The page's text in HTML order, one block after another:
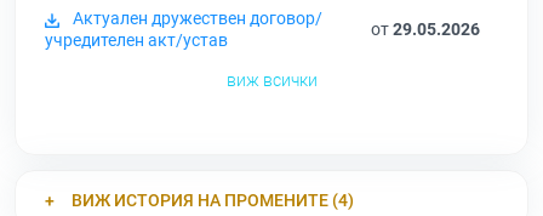
Актуален дружествен договор/
учредителен акт/устав
от29.05.2026
виж всички
ВИЖ ИСТОРИЯ НА ПРОМЕНИТЕ (4)